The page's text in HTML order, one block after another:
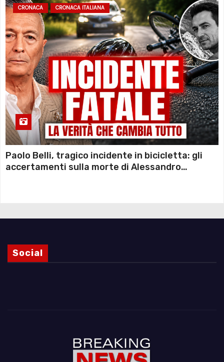
CRONACA CRONACA ITALIANA
Paolo Belli, tragico incidente in bicicletta: gli
accertamenti sulla morte di Alessandro
Social